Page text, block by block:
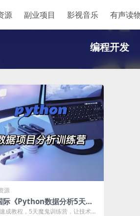
源 副业项目 影视音乐 有声读
编程开发
源
际《Python数据分析5天训
成教程，5天魔鬼训练营，让技术小